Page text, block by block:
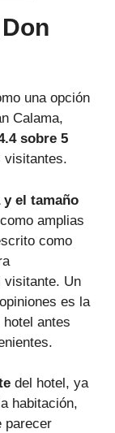
una opción
Calama,
sobre 5
visitantes.
el tamaño
amplias
como
visitante. Un
es la
antes
del hotel, ya
habitación,
parecer